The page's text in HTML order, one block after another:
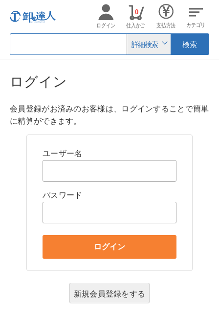
詳細検索 検索
ログイン 仕入かご
0
支払方法 カテゴリ
ログイン
会員登録がお済みのお客様は、ログインすることで簡単
に精算ができます。
ユーザー名
パスワード
新規会員登録をする